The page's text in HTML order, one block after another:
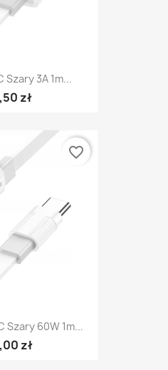
Szary 3A 1m...
zł
Szary 60W 1m...
zł
favorite_border